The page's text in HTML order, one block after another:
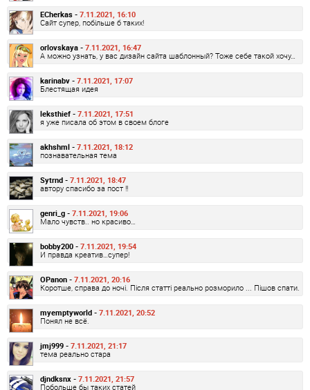
ECherkas - 7.11.2021, 16:10
Сайт супер, побільше б таких!
orlovskaya - 7.11.2021, 16:47
А можно узнать, у вас дизайн сайта шаблонный? Тоже себе такой хочу…
karinabv - 7.11.2021, 17:07
Блестящая идея
leksthief - 7.11.2021, 17:51
я уже писала об этом в своем блоге
akhshml - 7.11.2021, 18:12
познавательная тема
Sytrnd - 7.11.2021, 18:47
автору спасибо за пост !!
genri_g - 7.11.2021, 19:06
Мало чувств.. но красиво…
bobby200 - 7.11.2021, 19:54
И правда креатив…супер!
OPanon - 7.11.2021, 20:16
Коротше, справа до ночі. Після статті реально розморило ... Пішов спати.
myemptyworld - 7.11.2021, 20:52
Понял не всё.
jmj999 - 7.11.2021, 21:17
тема реально стара
djndksnx - 7.11.2021, 21:57
Побольше бы таких статей